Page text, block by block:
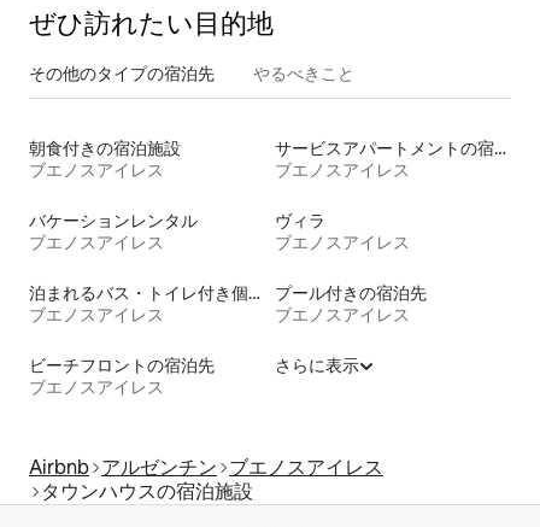
ぜひ訪⁠れ⁠た⁠い目⁠的⁠地
その他のタ⁠イ⁠プ⁠の宿⁠泊⁠先 やるべきこと
朝食付きの宿泊施設
ブエノスアイレス
サービスアパートメントの宿泊施設
ブエノスアイレス
バケーションレンタル
ブエノスアイレス
ヴィラ
ブエノスアイレス
泊まれるバス・トイレ付き個室
ブエノスアイレス
プール付きの宿泊先
ブエノスアイレス
ビーチフロントの宿泊先
ブエノスアイレス
さらに表示
Airbnb アルゼンチン ブエノスアイレス
タウンハウスの宿泊施設